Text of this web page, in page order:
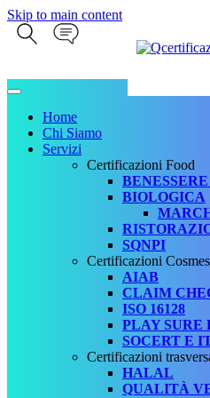
Skip to main content
Home
Chi Siamo
Servizi
Certificazioni Food
BIOLOGICA
SQNPI
Certificazioni
AIAB
CLAIM
ISO 16128
PLAY SURE
SOCERT E
Certificazioni
HALAL
QUALITÀ